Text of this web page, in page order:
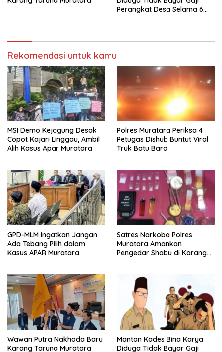
Perangkat Desa Selama 6
Rekomendasi untuk kamu
MSI Demo Kejagung Desak
Copot Kajari Linggau, Ambil
Alih Kasus Apar Muratara
Polres Muratara Periksa 4
Petugas Dishub Buntut Viral
Truk Batu Bara
GPD-MLM Ingatkan Jangan
Ada Tebang Pilih dalam
Kasus APAR Muratara
Satres Narkoba Polres
Muratara Amankan
Pengedar Shabu di Karang
Wawan Putra Nakhoda Baru
Karang Taruna Muratara
Mantan Kades Bina Karya
Diduga Tidak Bayar Gaji